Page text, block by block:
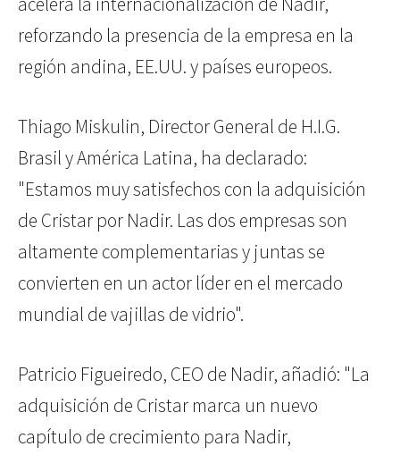
reforzando la presencia de la empresa en la
región andina, EE.UU. y países europeos.
Thiago Miskulin, Director General de H.I.G.
Brasil y América Latina, ha declarado:
"Estamos muy satisfechos con la adquisición
de Cristar por Nadir. Las dos empresas son
altamente complementarias y juntas se
convierten en un actor líder en el mercado
mundial de vajillas de vidrio".
Patricio Figueiredo, CEO de Nadir, añadió: "La
adquisición de Cristar marca un nuevo
capítulo de crecimiento para Nadir,